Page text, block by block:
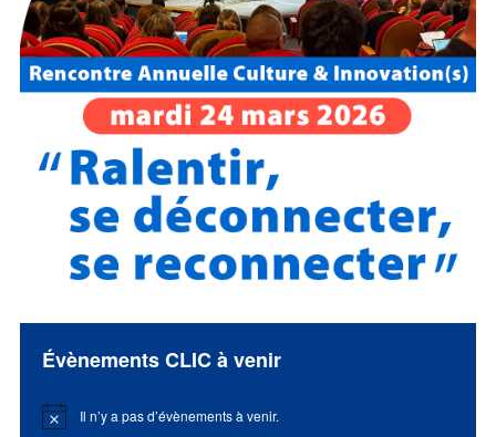
Évènements CLIC à venir
Notice Il n’y a pas d’évènements à venir.